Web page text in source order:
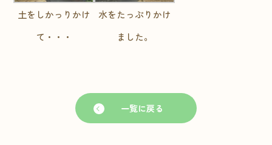
土をしかっりかけ
て・・・
水をたっぷりかけ
ました。
一覧に戻る